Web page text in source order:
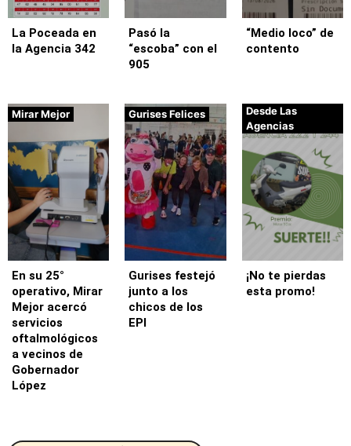
La Poceada en
la Agencia 342
Pasó la
“escoba” con el
905
“Medio loco” de
contento
Mirar Mejor
En su 25°
operativo, Mirar
Mejor acercó
servicios
oftalmológicos
a vecinos de
Gobernador
López
Gurises Felices
Gurises festejó
junto a los
chicos de los
EPI
Desde Las
Agencias
¡No te pierdas
esta promo!